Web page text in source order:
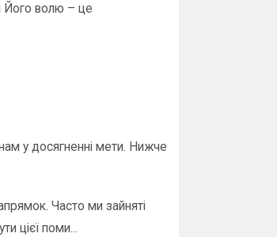
Його волю – це
у досягненні мети. Нижче
Часто ми зайняті
цієї поми...